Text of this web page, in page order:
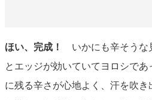
ほい、完成！
いかにも辛そうな
とエッジが効いていてヨロシで
に残る辛さが心地よく、汗を吹